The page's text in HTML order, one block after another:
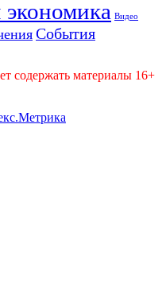
экономика Видео
События
содержать материалы 16+